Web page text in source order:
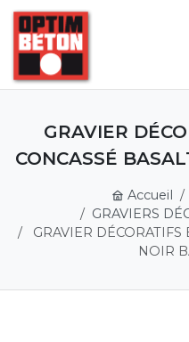
GRAVIER
CONCASSÉ
Accueil
GRAVIERS
GRAVIER DÉCORATIFS
NOIR